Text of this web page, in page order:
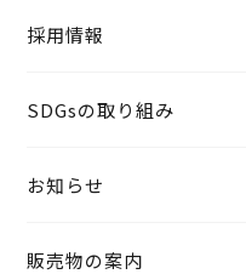
採用情報
SDGsの取り組み
お知らせ
販売物の案内